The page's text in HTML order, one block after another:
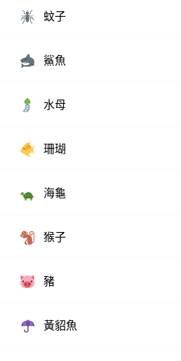
蚊子
鯊魚
水母
珊瑚
海龜
猴子
豬
黃貂魚